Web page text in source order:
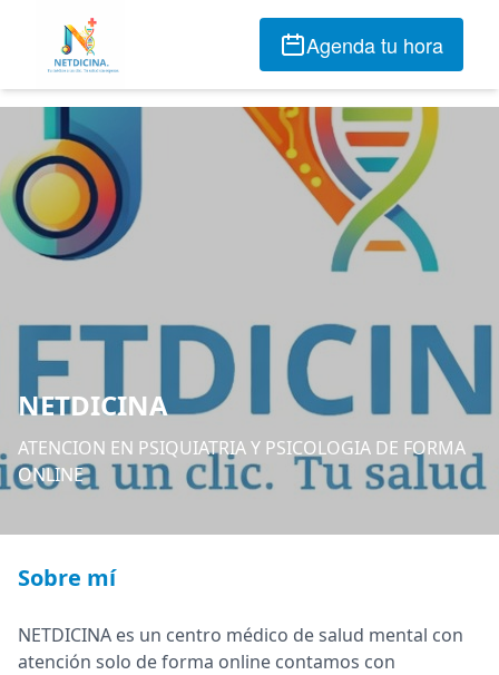
Agenda tu hora
NETDICINA
ATENCION EN PSIQUIATRIA Y PSICOLOGIA DE FORMA
ONLINE
Sobre mí
NETDICINA es un centro médico de salud mental con
atención solo de forma online contamos con